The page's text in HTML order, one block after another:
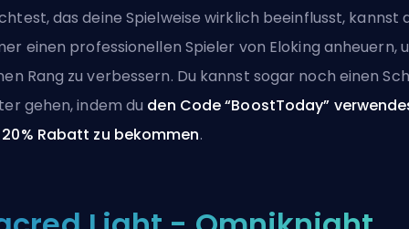
das deine Spielweise wirklich beeinflusst, kannst
einen professionellen Spieler von Eloking anheuern,
Rang zu verbessern. Du kannst sogar noch einen
gehen, indem du den Code “BoostToday”
Rabatt zu bekommen.